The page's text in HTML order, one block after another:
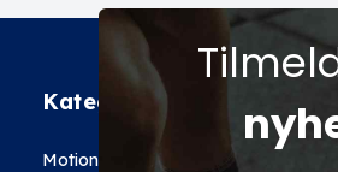
Kategorier
Motion